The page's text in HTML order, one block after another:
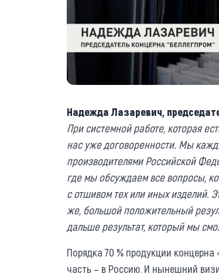
Надежда Лазаревич,
При системной работе, которая
нас уже договоренности. Мы
производителями Российской
где мы обсуждаем все вопросы,
с отшивом тех или иных изделий.
же, большой положительный
дальше результат, который мы
Порядка 70 % продукции
часть – в Россию. И нынешний